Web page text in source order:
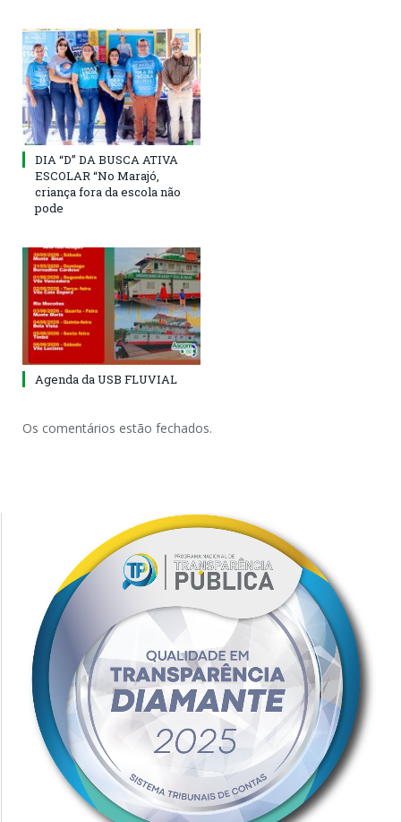
DIA “D” DA BUSCA ATIVA
ESCOLAR “No Marajó,
criança fora da escola não
pode
Agenda da USB FLUVIAL
Os comentários estão fechados.